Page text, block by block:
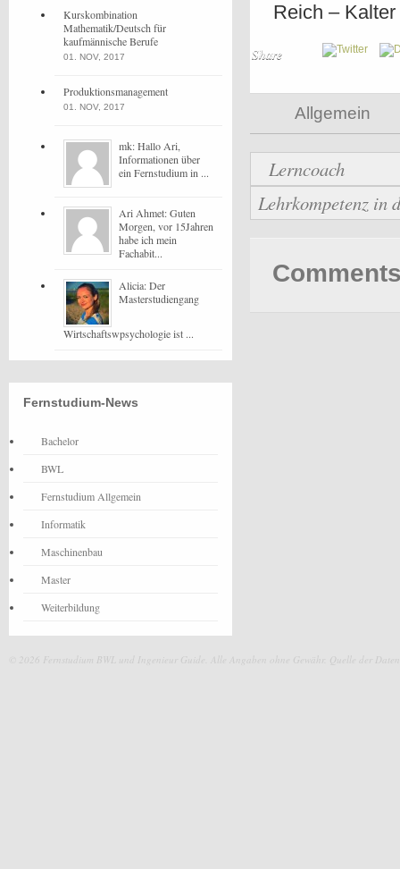
Reich –
Share
Allgemein
Lerncoach
Lehrkompetenz in
Kurskombination
Mathematik/Deutsch für
kaufmännische Berufe
01. NOV, 2017
Produktionsmanagement
01. NOV, 2017
mk: Hallo Ari,
Informationen über
ein Fernstudium in ...
Ari Ahmet: Guten
Morgen, vor 15Jahren
habe ich mein
Fachabit...
Alicia: Der
Masterstudiengang
Wirtschaftswpsychologie ist ...
Fernstudium-News
Bachelor
BWL
Fernstudium Allgemein
Informatik
Maschinenbau
Master
Weiterbildung
© 2026 Fernstudium BWL und Ingenieur Guide. Alle Angaben ohne Gewähr. Quelle der